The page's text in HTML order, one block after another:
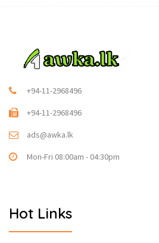
+94-11-2968496
+94-11-2968496
ads@awka.lk
Mon-Fri 08:00am - 04:30pm
Hot Links